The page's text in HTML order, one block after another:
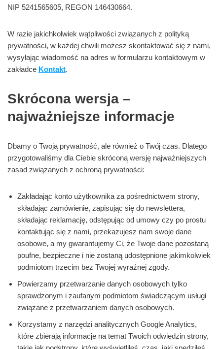
NIP 5241565605, REGON 146430664.
W razie jakichkolwiek wątpliwości związanych z polityką
prywatności, w każdej chwili możesz skontaktować się z nami,
wysyłając wiadomość na adres w formularzu kontaktowym w
zakładce Kontakt.
Skrócona wersja –
najważniejsze informacje
Dbamy o Twoją prywatność, ale również o Twój czas. Dlatego
przygotowaliśmy dla Ciebie skróconą wersję najważniejszych
zasad związanych z ochroną prywatności:
Zakładając konto użytkownika za pośrednictwem strony,
składając zamówienie, zapisując się do newslettera,
składając reklamację, odstępując od umowy czy po prostu
kontaktując się z nami, przekazujesz nam swoje dane
osobowe, a my gwarantujemy Ci, że Twoje dane pozostaną
poufne, bezpieczne i nie zostaną udostępnione jakimkolwiek
podmiotom trzecim bez Twojej wyraźnej zgody.
Powierzamy przetwarzanie danych osobowych tylko
sprawdzonym i zaufanym podmiotom świadczącym usługi
związane z przetwarzaniem danych osobowych.
Korzystamy z narzędzi analitycznych Google Analytics,
które zbierają informacje na temat Twoich odwiedzin strony,